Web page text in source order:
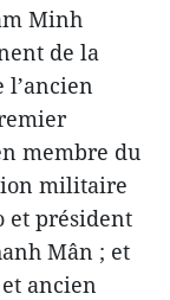
Minh
de la
membre du
militaire
et président
Mân ; et
ancien